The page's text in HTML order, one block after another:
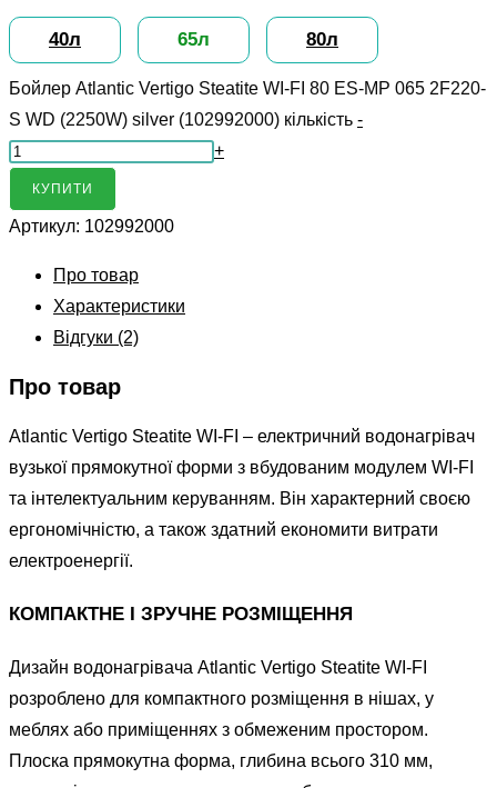
40л 65л 80л
Бойлер Atlantic Vertigo Steatite WI-FI 80 ES-MP 065 2F220-
S WD (2250W) silver (102992000) кількість -
+
КУПИТИ
Артикул: 102992000
Про товар
Характеристики
Відгуки (2)
Про товар
Atlantic Vertigo Steatite WI-FI – електричний водонагрівач
вузької прямокутної форми з вбудованим модулем WI-FI
та інтелектуальним керуванням. Він характерний своєю
ергономічністю, а також здатний економити витрати
електроенергії.
КОМПАКТНЕ І ЗРУЧНЕ РОЗМІЩЕННЯ
Дизайн водонагрівача Atlantic Vertigo Steatite WI-FI
розроблено для компактного розміщення в нішах, у
меблях або приміщеннях з обмеженим простором.
Плоска прямокутна форма, глибина всього 310 мм,